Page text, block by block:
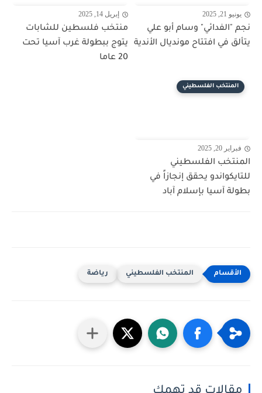
يونيو 21, 2025
نجم "الفدائي" وسام أبو علي
يتألق في افتتاح مونديال الأندية
إبريل 14, 2025
منتخب فلسطين للشابات
يتوج ببطولة غرب آسيا تحت
20 عاما
المنتخب الفلسطيني
فبراير 20, 2025
المنتخب الفلسطيني
للتايكواندو يحقق إنجازاً في
بطولة آسيا بإسلام آباد
المنتخب الفلسطيني رياضة